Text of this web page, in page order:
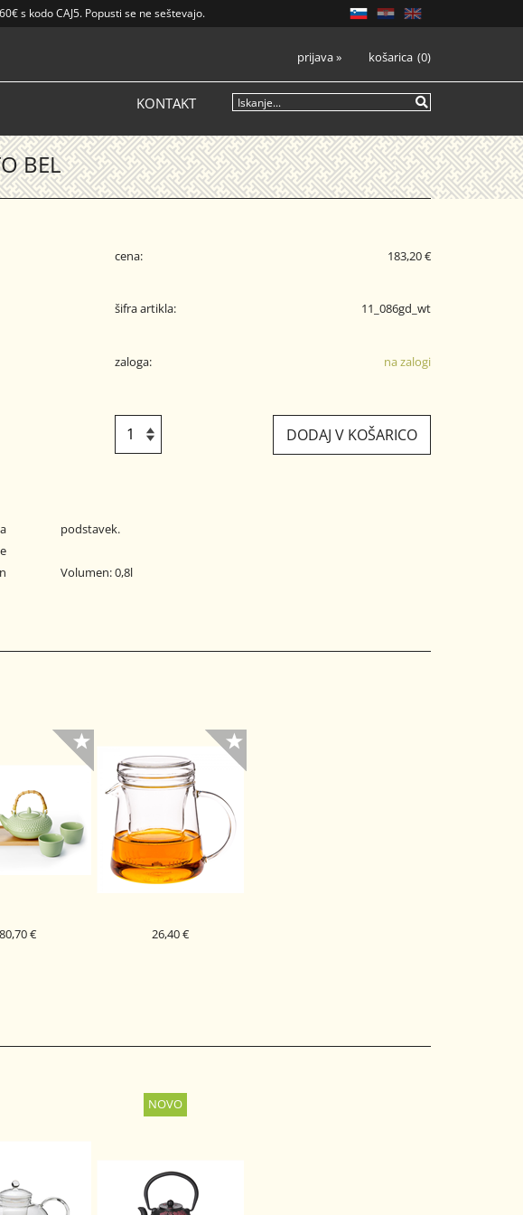
s kodo CAJ5. Popusti se ne seštevajo.
KONTAKT
košarica 0
prijava»
BEL
cena: 183,20 €
šifra artikla: 11_086gd_wt
zaloga: na zalogi
DODAJ V KOŠARICO
podstavek.
Volumen: 0,8l
80,70 €
26,40 €